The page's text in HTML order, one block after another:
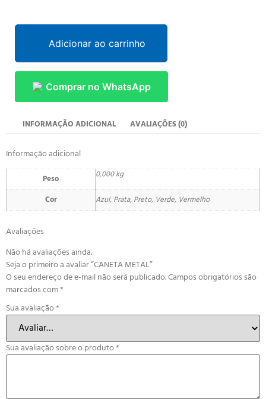
Adicionar ao carrinho
Comprar no WhatsApp
INFORMAÇÃO ADICIONAL AVALIAÇÕES (0)
Informação adicional
Peso 0,000 kg
Cor Azul, Prata, Preto, Verde, Vermelho
Avaliações
Não há avaliações ainda.
Seja o primeiro a avaliar “CANETA METAL”
O seu endereço de e-mail não será publicado.Campos obrigatórios são
marcados com*
Sua avaliação*
Sua avaliação sobre o produto*